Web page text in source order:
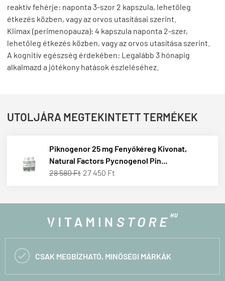
reaktív fehérje: naponta 3-szor 2 kapszula, lehetőleg
étkezés közben, vagy az orvos utasításai szerint.
Klimax (perimenopauza): 4 kapszula naponta 2-szer,
lehetőleg étkezés közben, vagy az orvos utasítása szerint.
A kognitív egészség érdekében: Legalább 3 hónapig
alkalmazd a jótékony hatások észleléséhez.
UTOLJÁRA MEGTEKINTETT TERMÉKEK
Piknogenor 25 mg Fenyőkéreg Kivonat,
Natural Factors Pycnogenol Pin...
28 580 Ft 27 450 Ft
 CSAK MEGBÍZHATÓ, MINŐSÉGI MÁRKÁK